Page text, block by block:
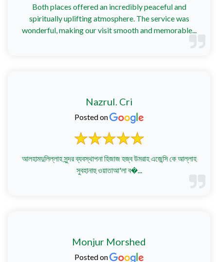
Both places offered an incredibly peaceful and
spiritually uplifting atmosphere. The service was
wonderful, making our visit smooth and memorable...
Nazrul. Cri
Posted on
আলহামদুলিল্লাহ সুন্দর ব্যবস্থাপনা হিজাজ হজ্ব উমরাহ এজেন্সি কে আল্লাহ
সুবহানাহু ওয়াতাআ'লা ব�...
Monjur Morshed
Posted on